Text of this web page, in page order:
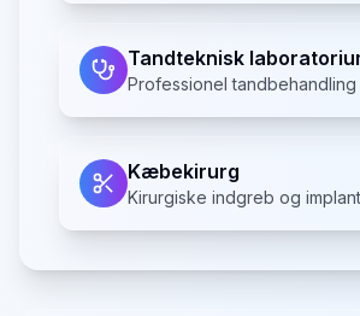
Tandteknisk
Professionel tandbehandling
Kæbekirurg
Kirurgiske indgreb og